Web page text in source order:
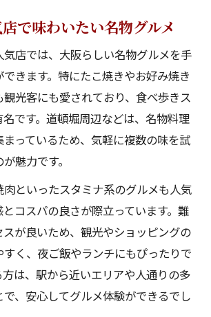
で味わいたい名物グルメ
気店では、大阪らしい名物グルメを手
きます。特にたこ焼きやお好み焼き
光客にも愛されており、食べ歩きス
です。道頓堀周辺などは、名物料理
っているため、気軽に複数の味を試
魅力です。
肉といったスタミナ系のグルメも人気
コスパの良さが際立っています。難
が良いため、観光やショッピングの
く、夜ご飯やランチにもぴったりで
は、駅から近いエリアや人通りの多
、安心してグルメ体験ができるでし